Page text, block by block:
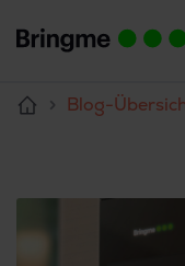
Blog-